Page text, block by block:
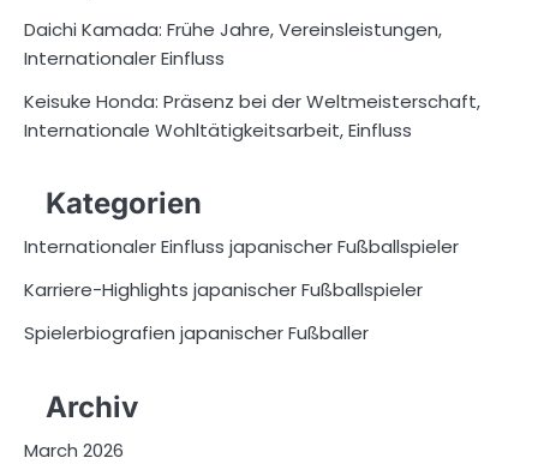
Daichi Kamada: Frühe Jahre, Vereinsleistungen,
Internationaler Einfluss
Keisuke Honda: Präsenz bei der Weltmeisterschaft,
Internationale Wohltätigkeitsarbeit, Einfluss
Kategorien
Internationaler Einfluss japanischer Fußballspieler
Karriere-Highlights japanischer Fußballspieler
Spielerbiografien japanischer Fußballer
Archiv
March 2026